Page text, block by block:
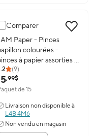
géants colourés -
Comparer
du produit: JAM Paper -
Paper - Pinces
colourées -
à papier assorties -
de 15
(9)
,99$
de 15
Livraison non disponible à
L4B 4M6
Non vendu en magasin